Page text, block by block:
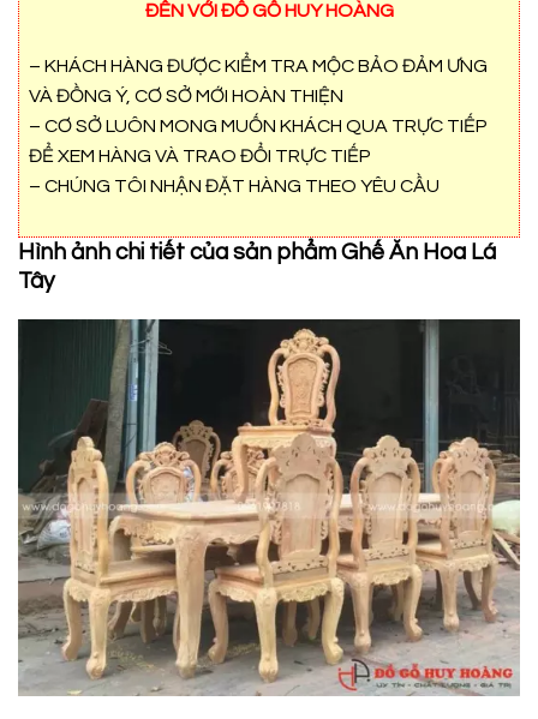
ĐẾN VỚI ĐỒ GỖ HUY HOÀNG
– KHÁCH HÀNG ĐƯỢC KIỂM TRA MỘC BẢO ĐẢM ƯNG
VÀ ĐỒNG Ý, CƠ SỞ MỚI HOÀN THIỆN
– CƠ SỞ LUÔN MONG MUỐN KHÁCH QUA TRỰC TIẾP
ĐỂ XEM HÀNG VÀ TRAO ĐỔI TRỰC TIẾP
– CHÚNG TÔI NHẬN ĐẶT HÀNG THEO YÊU CẦU
Hình ảnh chi tiết của sản phẩm Ghế Ăn Hoa Lá
Tây